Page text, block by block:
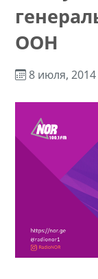
ООН
8 июля, 2014